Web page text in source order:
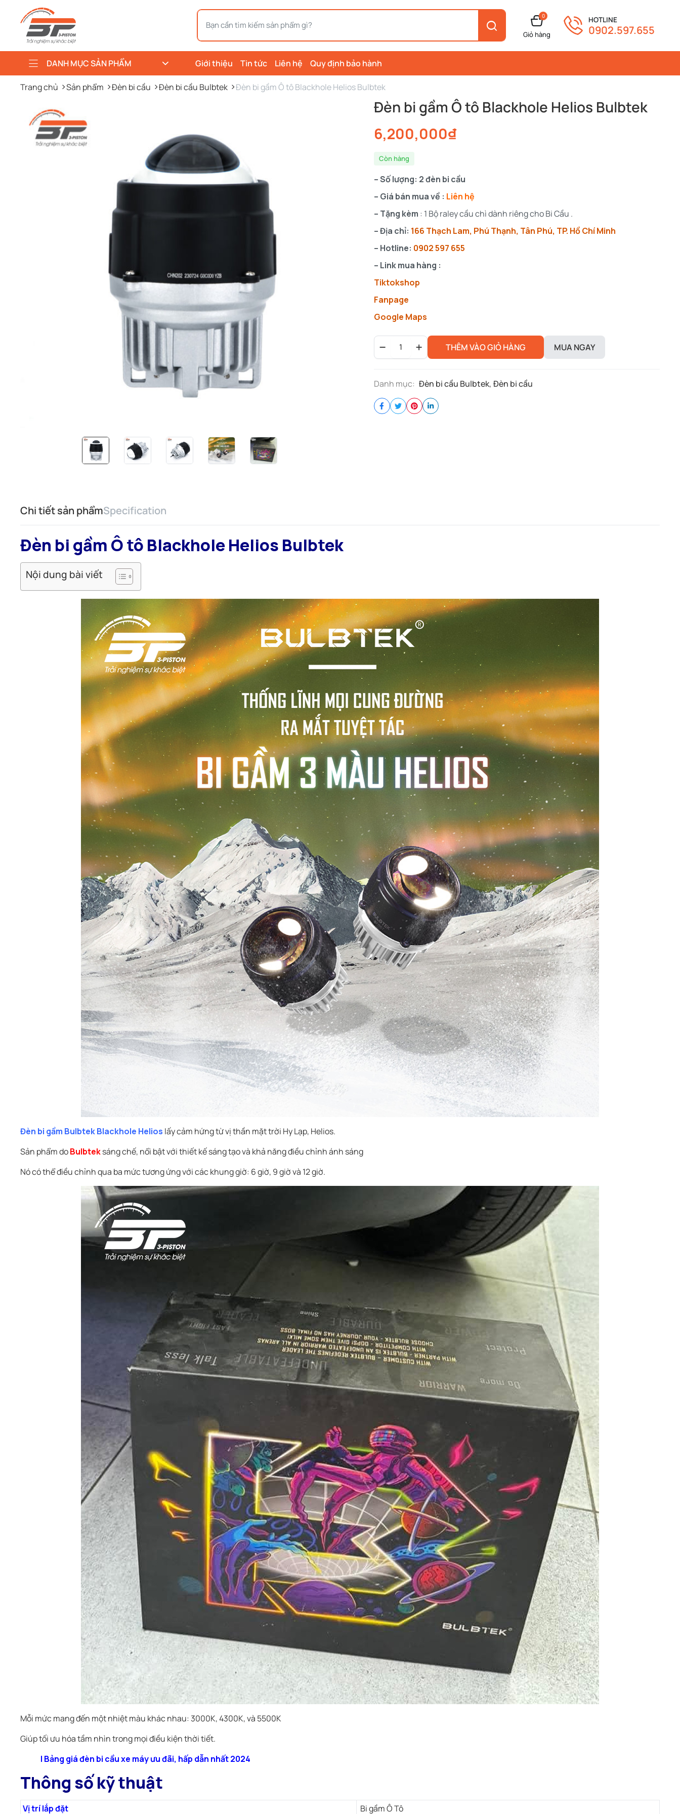
0
Giỏ hàng
HOTLINE
0902.597.655
DANH MỤC SẢN PHẨM Giới thiệu Tin tức Liên hệ Quy định bảo hành
Trang chủ Sản phẩm Đèn bi cầu Đèn bi cầu Bulbtek Đèn bi gầm Ô tô Blackhole Helios Bulbtek
Đèn bi gầm Ô tô Blackhole Helios Bulbtek
6,200,000₫
Còn hàng
– Số lượng: 2 đèn bi cầu
– Giá bán mua về : Liên hệ
– Tặng kèm : 1 Bộ raley cầu chì dành riêng cho Bi Cầu .
– Địa chỉ: 166 Thạch Lam, Phú Thạnh, Tân Phú, TP. Hồ Chí Minh
– Hotline: 0902 597 655
– Link mua hàng :
Tiktokshop
Fanpage
Google Maps
gầm
Blackhole
Helios
Bulbtek
quantity
THÊM VÀO GIỎ HÀNG MUA NGAY
Danh mục: Đèn bi cầu Bulbtek, Đèn bi cầu
Chi tiết sản phẩmSpecification
Đèn bi gầm Ô tô Blackhole Helios Bulbtek
Nội dung bài viết
Đèn bi gầm Bulbtek Blackhole Helios lấy cảm hứng từ vị thần mặt trời Hy Lạp, Helios.
Sản phẩm doBulbteksáng chế, nổi bật với thiết kế sáng tạo và khả năng điều chỉnh ánh sáng
Nó có thể điều chỉnh qua ba mức tương ứng với các khung giờ: 6 giờ, 9 giờ và 12 giờ.
Mỗi mức mang đến một nhiệt màu khác nhau: 3000K, 4300K, và 5500K
Giúp tối ưu hóa tầm nhìn trong mọi điều kiện thời tiết.
| Bảng giá đèn bi cầu xe máy ưu đãi, hấp dẫn nhất 2024
Thông số kỹ thuật
Vị trí lắp đặt Bi gầm Ô Tô